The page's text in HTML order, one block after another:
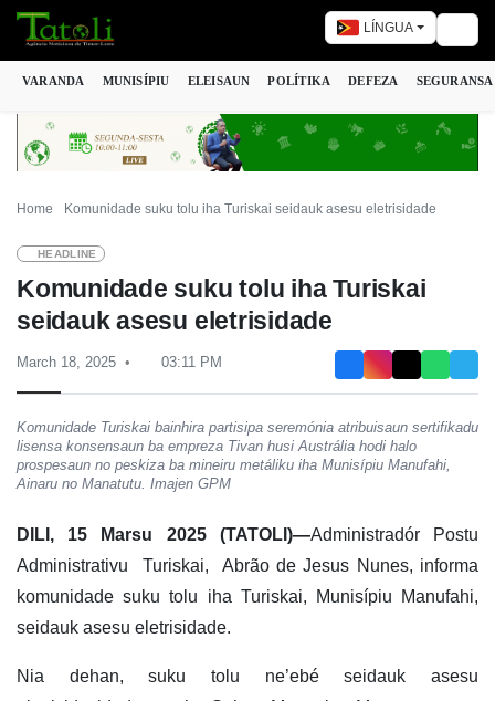
LÍNGUA
VARANDA MUNISÍPIU ELEISAUN POLÍTIKA DEFEZA SEGURANSA
Home Komunidade suku tolu iha Turiskai seidauk asesu eletrisidade
HEADLINE
Komunidade suku tolu iha Turiskai
seidauk asesu eletrisidade
March 18, 2025 03:11 PM
Komunidade Turiskai bainhira partisipa seremónia atribuisaun sertifikadu
lisensa konsensaun ba empreza Tivan husi Austrália hodi halo
prospesaun no peskiza ba mineiru metáliku iha Munisípiu Manufahi,
Ainaru no Manatutu. Imajen GPM
DILI, 15 Marsu 2025 (TATOLI)—Administradór Postu
Administrativu Turiskai, Abrão de Jesus Nunes, informa
komunidade suku tolu iha Turiskai, Munisípiu Manufahi,
seidauk asesu eletrisidade.
Nia dehan, suku tolu ne’ebé seidauk asesu